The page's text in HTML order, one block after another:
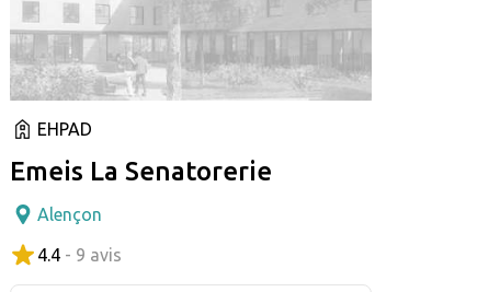
EHPAD
Emeis La Senatorerie
Alençon
4.4 - 9 avis